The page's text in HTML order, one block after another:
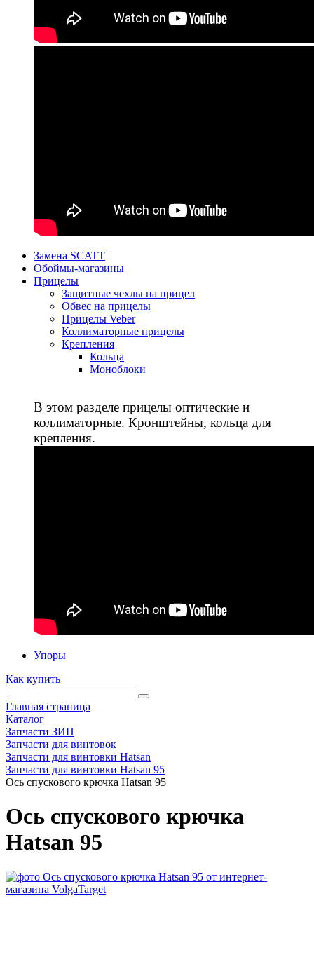
Замена SCATT
Обоймы-магазины
Прицелы
Защитные чехлы на прицел
Обвес на прицелы
Прицелы Veber
Коллиматорные прицелы
Крепления
Кольца
Моноблоки
В этом разделе прицелы оптические и
коллиматорные. Кронштейны, кольца для
крепления.
Упоры
Как купить
Главная страница
Каталог
Запчасти ЗИП
Запчасти для винтовок
Запчасти для винтовки Hatsan
Запчасти для винтовки Hatsan 95
Ось спускового крючка Hatsan 95
Ось спускового крючка
Hatsan 95